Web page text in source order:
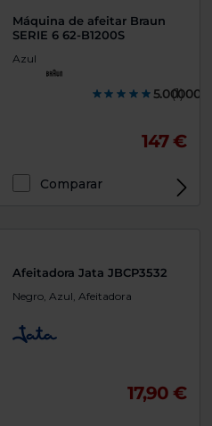
Máquina de afeitar Braun
SERIE 6 62-B1200S
Azul
(1)
147 €
Comparar
Afeitadora Jata JBCP3532
Negro, Azul, Afeitadora
17,90 €